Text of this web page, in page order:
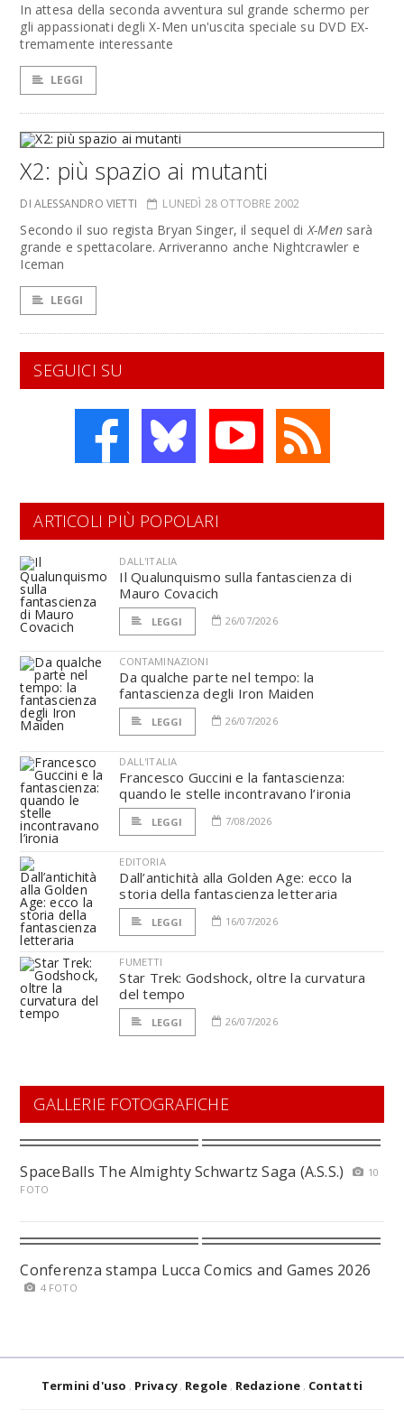
In attesa della seconda avventura sul grande schermo per
gli appassionati degli X-Men un'uscita speciale su DVD EX-
tremamente interessante
LEGGI
X2: più spazio ai mutanti
DI ALESSANDRO VIETTI LUNEDÌ 28 OTTOBRE 2002
Secondo il suo regista Bryan Singer, il sequel diX-Mensarà
grande e spettacolare. Arriveranno anche Nightcrawler e
Iceman
LEGGI
SEGUICI SU
ARTICOLI PIÙ POPOLARI
DALL'ITALIA
Il Qualunquismo sulla fantascienza di
Mauro Covacich
LEGGI 26/07/2026
CONTAMINAZIONI
Da qualche parte nel tempo: la
fantascienza degli Iron Maiden
LEGGI 26/07/2026
DALL'ITALIA
Francesco Guccini e la fantascienza:
quando le stelle incontravano l’ironia
LEGGI 7/08/2026
EDITORIA
Dall’antichità alla Golden Age: ecco la
storia della fantascienza letteraria
LEGGI 16/07/2026
FUMETTI
Star Trek: Godshock, oltre la curvatura
del tempo
LEGGI 26/07/2026
GALLERIE FOTOGRAFICHE
SpaceBalls The Almighty Schwartz Saga (A.S.S.)
10
FOTO
Conferenza stampa Lucca Comics and Games 2026
4 FOTO
Termini d'uso Privacy Regole Redazione Contatti